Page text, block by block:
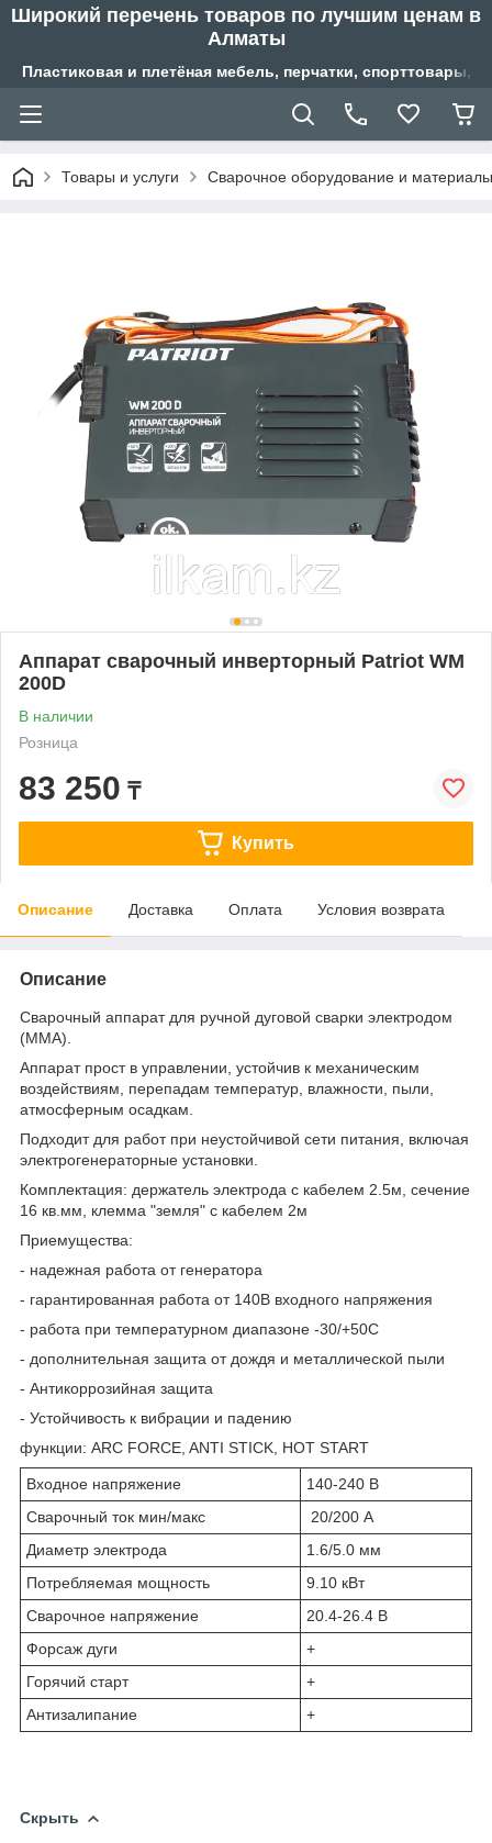
Широкий перечень товаров по лучшим ценам в
Алматы
Пластиковая и плетёная мебель, перчатки,
Товары и услуги Сварочное оборудование и материалы
Аппарат сварочный инверторный Patriot WM
200D
В наличии
Розница
83 250 ₸
Купить
Описание Доставка Оплата Условия возврата
Описание
Сварочный аппарат для ручной дуговой сварки электродом
(ММА).
Аппарат прост в управлении, устойчив к механическим
воздействиям, перепадам температур, влажности, пыли,
атмосферным осадкам.
Подходит для работ при неустойчивой сети питания, включая
электрогенераторные установки.
Комплектация: держатель электрода с кабелем 2.5м, сечение
16 кв.мм, клемма "земля" с кабелем 2м
Приемущества:
- надежная работа от генератора
- гарантированная работа от 140В входного напряжения
- работа при температурном диапазоне -30/+50С
- дополнительная защита от дождя и металлической пыли
- Антикоррозийная защита
- Устойчивость к вибрации и падению
функции: ARC FORCE, ANTI STICK, HOT START
Входное напряжение
140-240 В
Сварочный ток мин/макс
20/200 А
Диаметр электрода
1.6/5.0 мм
Потребляемая мощность
9.10 кВт
Сварочное напряжение
20.4-26.4 В
Форсаж дуги
+
Горячий старт
+
Антизалипание
+
Скрыть